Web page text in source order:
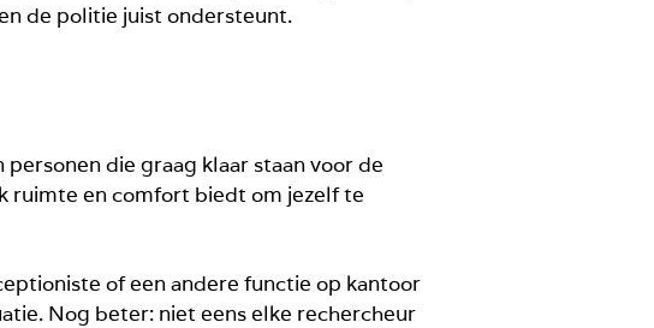
de politie juist ondersteunt.
die graag klaar staan voor de
ruimte en comfort biedt om jezelf te
of een andere functie op kantoor
Nog beter: niet eens elke rechercheur